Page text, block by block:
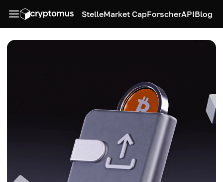
StelleMarket CapForscherAPIBlog